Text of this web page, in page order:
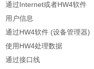
通过Internet或者HW4软件
用户信息
通过HW4软件 (设备管理器)
使用HW4处理数据
通过接口线